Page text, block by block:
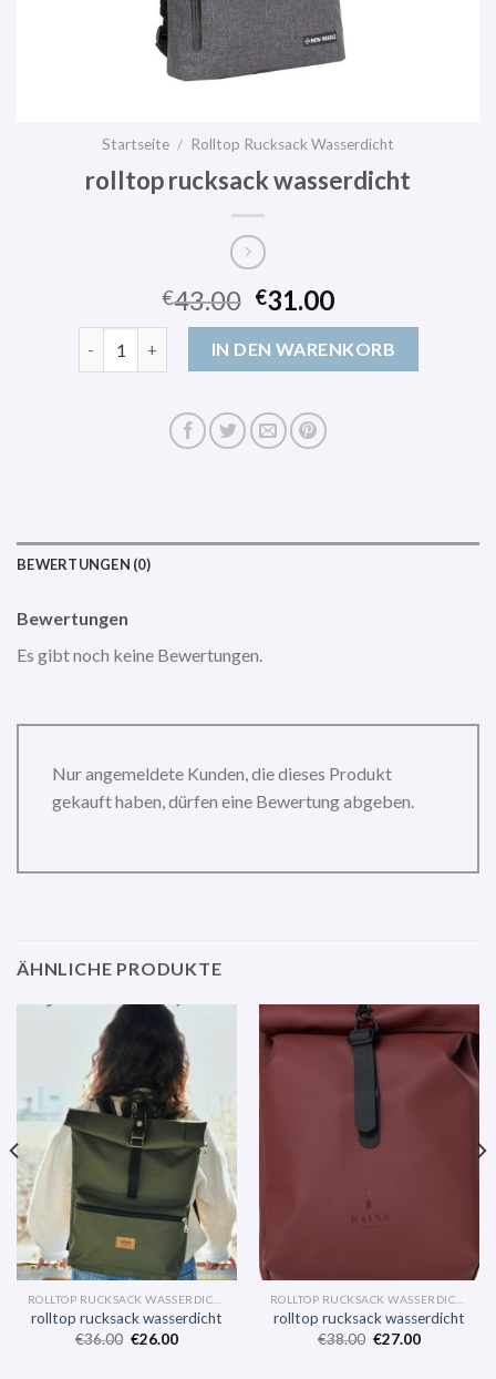
Startseite / Rolltop Rucksack Wasserdicht
rolltop rucksack wasserdicht
€43.00 €31.00
rolltop rucksack wasserdicht Menge
IN DEN WARENKORB
BEWERTUNGEN (0)
Bewertungen
Es gibt noch keine Bewertungen.
Nur angemeldete Kunden, die dieses Produkt
gekauft haben, dürfen eine Bewertung abgeben.
ÄHNLICHE PRODUKTE
rolltop rucksack wasserdicht
€36.00 €26.00
rolltop rucksack wasserdicht
€38.00 €27.00